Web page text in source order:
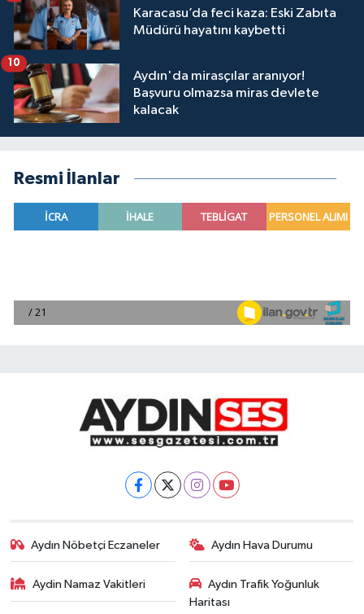
Karacasu’da feci kaza: Eski Zabıta
Müdürü hayatını kaybetti
Aydın'da mirasçılar aranıyor!
Başvuru olmazsa miras devlete
kalacak
10
Resmi İlanlar
Aydın Nöbetçi Eczaneler Aydın Hava Durumu
Aydin Namaz Vakitleri
Aydın Trafik Yoğunluk
Haritası